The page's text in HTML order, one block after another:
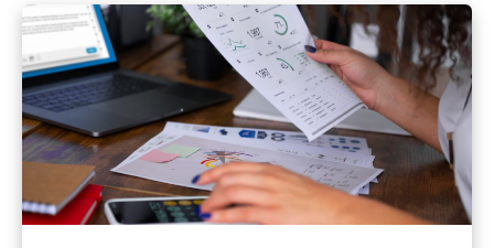
les avis des utilisateurs. Les échelles
psychométriques, c’est